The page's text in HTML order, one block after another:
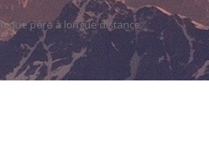
que père à longue distance